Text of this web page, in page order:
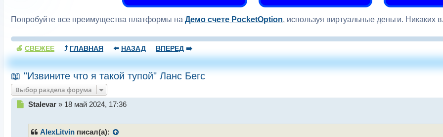
Попробуйте все преимущества платформы на Демо счете PocketOption, используя виртуальные деньги. Никаких
🍏 СВЕЖЕЕ ⤴️ ГЛАВНАЯ ⬅️ НАЗАД ВПЕРЕД ➡️
📖 "Извините что я такой тупой" Ланс Бегс
Выбор раздела форума
Н
Stalevar» 18 май 2024, 17:36
AlexLitvin писал(а):